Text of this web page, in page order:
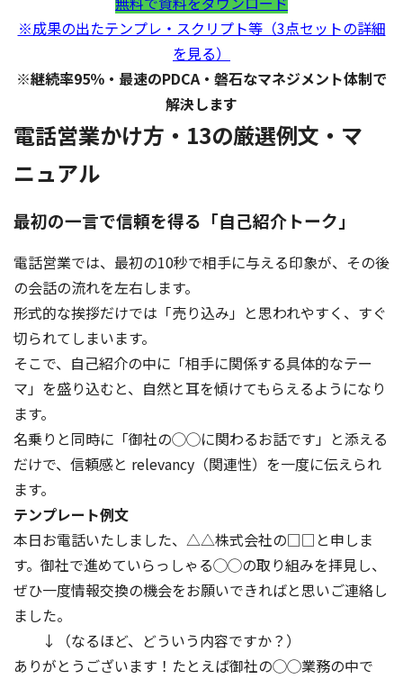
※成果の出たテンプレ・スクリプト等（3点セットの詳細
を見る）
※継続率95％・最速のPDCA・磐石なマネジメント体制で
解決します
電話営業かけ方・13の厳選例文・マ
ニュアル
最初の一言で信頼を得る「自己紹介トーク」
電話営業では、最初の10秒で相手に与える印象が、その後
の会話の流れを左右します。
形式的な挨拶だけでは「売り込み」と思われやすく、すぐ
切られてしまいます。
そこで、自己紹介の中に「相手に関係する具体的なテー
マ」を盛り込むと、自然と耳を傾けてもらえるようになり
ます。
名乗りと同時に「御社の◯◯に関わるお話です」と添える
だけで、信頼感と relevancy（関連性）を一度に伝えられ
ます。
テンプレート例文
本日お電話いたしました、△△株式会社の□□と申しま
す。御社で進めていらっしゃる◯◯の取り組みを拝見し、
ぜひ一度情報交換の機会をお願いできればと思いご連絡し
ました。
↓（なるほど、どういう内容ですか？）
ありがとうございます！たとえば御社の◯◯業務の中で